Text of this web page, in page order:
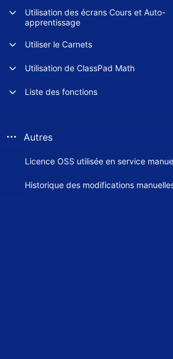
Utilisation des écrans Cours et Auto-
apprentissage
Utiliser le Carnets
Utilisation de ClassPad Math
Liste des fonctions
Autres
Licence OSS utilisée en service
Historique des modifications